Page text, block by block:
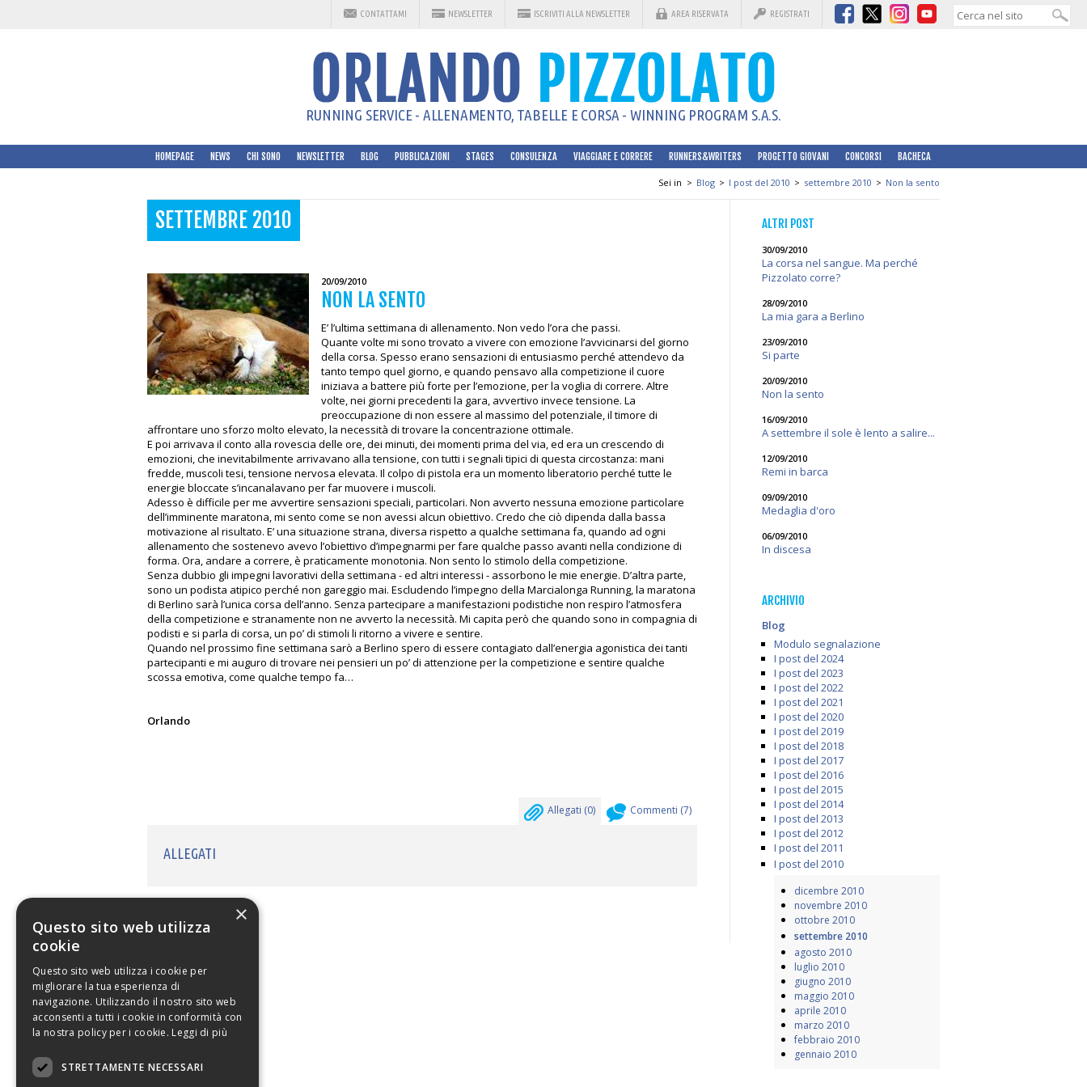
CONTATTAMI NEWSLETTER ISCRIVITI ALLA NEWSLETTER AREA RISERVATA REGISTRATI
RUNNING SERVICE - ALLENAMENTO, TABELLE E CORSA - WINNING PROGRAM S.A.S.
HOMEPAGE NEWS CHI SONO NEWSLETTER BLOG PUBBLICAZIONI STAGES CONSULENZA VIAGGIARE E CORRERE RUNNERS&WRITERS PROGETTO GIOVANI CONCORSI BACHECA
Sei in > Blog > I post del 2010 > settembre 2010 > Non la sento
SETTEMBRE 2010
20/09/2010
NON LA SENTO
E’ l’ultima settimana di allenamento. Non vedo l’ora che passi.
Quante volte mi sono trovato a vivere con emozione l’avvicinarsi del giorno
della corsa. Spesso erano sensazioni di entusiasmo perché attendevo da
tanto tempo quel giorno, e quando pensavo alla competizione il cuore
iniziava a battere più forte per l’emozione, per la voglia di correre. Altre
volte, nei giorni precedenti la gara, avvertivo invece tensione. La
preoccupazione di non essere al massimo del potenziale, il timore di
affrontare uno sforzo molto elevato, la necessità di trovare la concentrazione ottimale.
E poi arrivava il conto alla rovescia delle ore, dei minuti, dei momenti prima del via, ed era un crescendo di
emozioni, che inevitabilmente arrivavano alla tensione, con tutti i segnali tipici di questa circostanza: mani
fredde, muscoli tesi, tensione nervosa elevata. Il colpo di pistola era un momento liberatorio perché tutte le
energie bloccate s’incanalavano per far muovere i muscoli.
Adesso è difficile per me avvertire sensazioni speciali, particolari. Non avverto nessuna emozione particolare
dell’imminente maratona, mi sento come se non avessi alcun obiettivo. Credo che ciò dipenda dalla bassa
motivazione al risultato. E’ una situazione strana, diversa rispetto a qualche settimana fa, quando ad ogni
allenamento che sostenevo avevo l’obiettivo d’impegnarmi per fare qualche passo avanti nella condizione di
forma. Ora, andare a correre, è praticamente monotonia. Non sento lo stimolo della competizione.
Senza dubbio gli impegni lavorativi della settimana - ed altri interessi - assorbono le mie energie. D’altra parte,
sono un podista atipico perché non gareggio mai. Escludendo l’impegno della Marcialonga Running, la maratona
di Berlino sarà l’unica corsa dell’anno. Senza partecipare a manifestazioni podistiche non respiro l’atmosfera
della competizione e stranamente non ne avverto la necessità. Mi capita però che quando sono in compagnia di
podisti e si parla di corsa, un po’ di stimoli li ritorno a vivere e sentire.
Quando nel prossimo fine settimana sarò a Berlino spero di essere contagiato dall’energia agonistica dei tanti
partecipanti e mi auguro di trovare nei pensieri un po’ di attenzione per la competizione e sentire qualche
scossa emotiva, come qualche tempo fa…
Orlando
Allegati (0) Commenti (7)
ALLEGATI
ALTRI POST
30/09/2010
La corsa nel sangue. Ma perché
Pizzolato corre?
28/09/2010
La mia gara a Berlino
23/09/2010
Si parte
20/09/2010
Non la sento
16/09/2010
A settembre il sole è lento a salire...
12/09/2010
Remi in barca
09/09/2010
Medaglia d'oro
06/09/2010
In discesa
ARCHIVIO
Blog
Modulo segnalazione
I post del 2024
I post del 2023
I post del 2022
I post del 2021
I post del 2020
I post del 2019
I post del 2018
I post del 2017
I post del 2016
I post del 2015
I post del 2014
I post del 2013
I post del 2012
I post del 2011
I post del 2010
dicembre 2010
novembre 2010
ottobre 2010
settembre 2010
agosto 2010
luglio 2010
giugno 2010
maggio 2010
aprile 2010
marzo 2010
febbraio 2010
gennaio 2010
×
Questo sito web utilizza
cookie
Questo sito web utilizza i cookie per
migliorare la tua esperienza di
navigazione. Utilizzando il nostro sito web
acconsenti a tutti i cookie in conformità con
la nostra policy per i cookie. Leggi di più
STRETTAMENTE NECESSARI